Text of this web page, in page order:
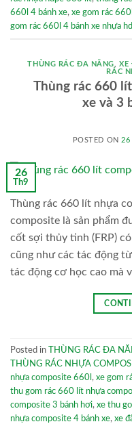
660l 4 bánh xe, xe gom rác
gom rác 660l 4 bánh xe nhựa
THÙNG RÁC ĐA NĂNG ,XE
RÁC
Thùng rác 660
xe và 3
POSTED ON26
26
Th9
Thùng rác 660 lít nhựa
composite là sản phẩm
cốt sợi thủy tinh (FRP)
cũng như các tác động
tác động cơ học cao mà
Posted in THÙNG RÁC ĐA
THÙNG RÁC NHỰA
nhựa composite 660l , xe gom
thu gom rác 660 lít nhựa
composite 3 bánh hơi, xe thu
nhựa composite 4 bánh xe, xe